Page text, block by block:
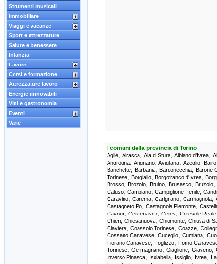
Strumenti musicali
Immobiliare
Viaggi e vacanze
Sport e attrezzature
Salute e benessere
Infanzia
Lavoro
Corsi e formazione
Attrezzature lavoro
Energie rinnovabili
Vini e gastronomia
Eventi
Varie
I comuni della provincia di Torino
Agliè, Airasca, Ala di Stura, Albiano d'Ivrea,
Angrogna, Arignano, Avigliana, Azeglio, Bairo
Banchette, Barbania, Bardonecchia, Barone
Torinese, Borgiallo, Borgofranco d'Ivrea,
Brosso, Brozolo, Bruino, Brusasco, Bruzolo,
Caluso, Cambiano, Campiglione-Fenile,
Caravino, Carema, Carignano, Carmagnola,
Castagneto Po, Castagnole Piemonte,
Cavour, Cercenasco, Ceres, Ceresole Reale
Chieri, Chiesanuova, Chiomonte, Chiusa di
Claviere, Coassolo Torinese, Coazze,
Cossano Canavese, Cuceglio, Cumiana,
Fiorano Canavese, Foglizzo, Forno
Torinese, Germagnano, Giaglione, Giaveno,
Inverso Pinasca, Isolabella, Issiglio, Ivrea,